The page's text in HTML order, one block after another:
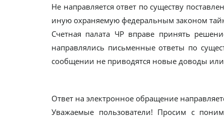
Не направляется ответ по существу
иную охраняемую федеральным законом
Счетная палата ЧР вправе принять
направлялись письменные ответы по
сообщении не приводятся новые доводы
Ответ на электронное обращение
Уважаемые пользователи! Просим с